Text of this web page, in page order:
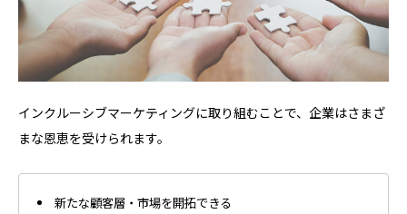
インクルーシブマーケティングに取り組むことで、企業はさまざ
まな恩恵を受けられます。
新たな顧客層・市場を開拓できる